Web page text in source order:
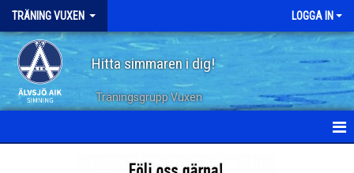
TRÄNING VUXEN LOGGA IN
Hitta simmaren i dig!
Träningsgrupp Vuxen